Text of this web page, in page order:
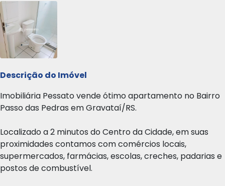
Descrição do Imóvel
Imobiliária Pessato vende ótimo apartamento no Bairro
Passo das Pedras em Gravataí/RS.
Localizado a 2 minutos do Centro da Cidade, em suas
proximidades contamos com comércios locais,
supermercados, farmácias, escolas, creches, padarias e
postos de combustível.